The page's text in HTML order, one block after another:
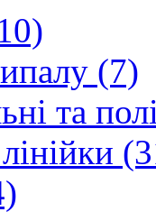
(7)
та